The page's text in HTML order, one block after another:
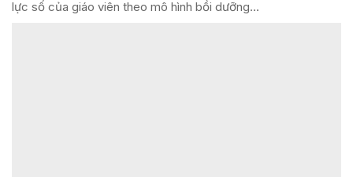
lực số của giáo viên theo mô hình bồi dưỡng...